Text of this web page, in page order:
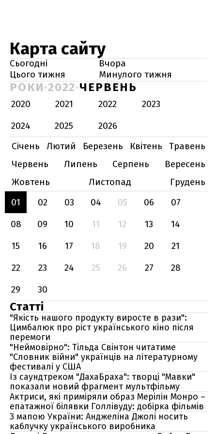
Карта сайту
Сьогодні
Вчора
Цього тижня
Минулого тижня
РОКИ 2022 ЧЕРВЕНЬ
2020 2021 2022
2023
2024
2025
2026
Січень
Лютий Березень Квітень
Травень
Червень
Липень Серпень
Вересень
Жовтень
Листопад
Грудень
01
02 03 04 05 06
07
08
09 10 11 12 13
14
15
16 17 18 19 20
21
22
23 24 25 26 27
28
29
30
Статті
"Якість нашого продукту виросте в рази":
Цимбалюк про ріст українського кіно після
перемоги
"Неймовірно": Тільда Свінтон читатиме
"Словник війни" українців на літературному
фестивалі у США
Із саундтреком "ДахаБраха": творці "Мавки"
показали новий фрагмент мультфільму
Актриси, які приміряли образ Мерілін Монро –
епатажної білявки Голлівуду: добірка фільмів
З мапою України: Анджеліна Джолі носить
каблучку українського виробника